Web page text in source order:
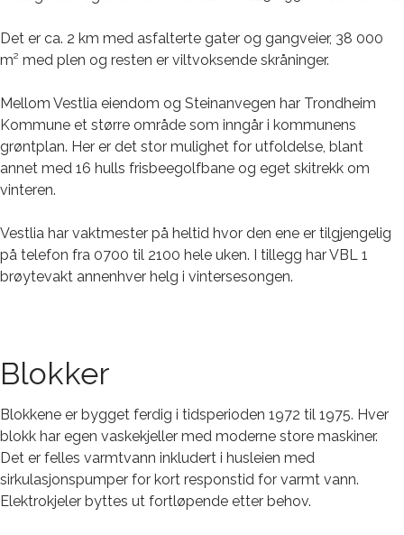
Det er ca. 2 km med asfalterte gater og gangveier, 38 000
m² med plen og resten er viltvoksende skråninger.
Mellom Vestlia eiendom og Steinanvegen har Trondheim
Kommune et større område som inngår i kommunens
grøntplan. Her er det stor mulighet for utfoldelse, blant
annet med 16 hulls frisbeegolfbane og eget skitrekk om
vinteren.
Vestlia har vaktmester på heltid hvor den ene er tilgjengelig
på telefon fra 0700 til 2100 hele uken. I tillegg har VBL 1
brøytevakt annenhver helg i vintersesongen.
Blokker
Blokkene er bygget ferdig i tidsperioden 1972 til 1975. Hver
blokk har egen vaskekjeller med moderne store maskiner.
Det er felles varmtvann inkludert i husleien med
sirkulasjonspumper for kort responstid for varmt vann.
Elektrokjeler byttes ut fortløpende etter behov.